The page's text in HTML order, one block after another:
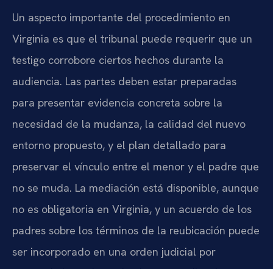
Un aspecto importante del procedimiento en
Virginia es que el tribunal puede requerir que un
testigo corrobore ciertos hechos durante la
audiencia. Las partes deben estar preparadas
para presentar evidencia concreta sobre la
necesidad de la mudanza, la calidad del nuevo
entorno propuesto, y el plan detallado para
preservar el vínculo entre el menor y el padre que
no se muda. La mediación está disponible, aunque
no es obligatoria en Virginia, y un acuerdo de los
padres sobre los términos de la reubicación puede
ser incorporado en una orden judicial por